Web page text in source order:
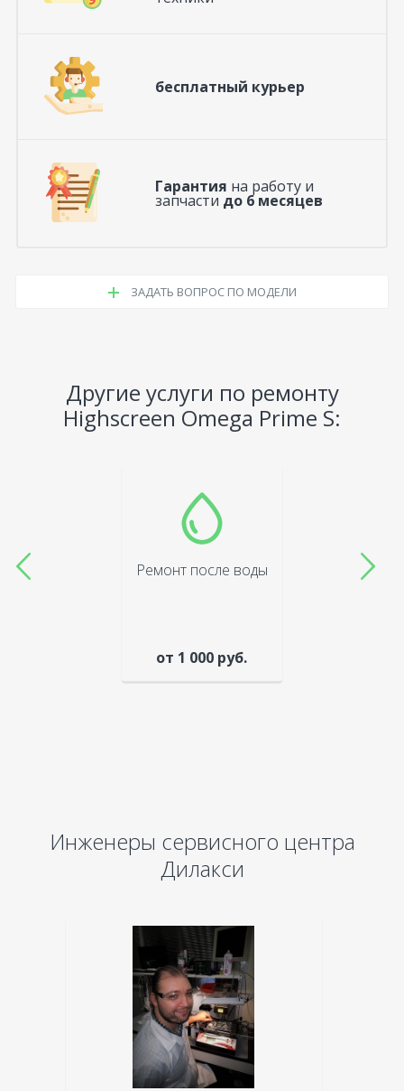
бесплатный курьер
Гарантия на работу и
запчасти до 6 месяцев
ЗАДАТЬ ВОПРОС ПО МОДЕЛИ
Другие услуги по ремонту
Highscreen Omega Prime S:
Ремонт после воды
от 1 000 руб.
Инженеры сервисного центра
Дилакси